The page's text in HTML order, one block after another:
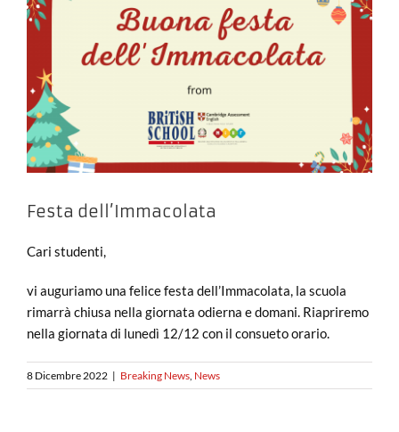
immagine
Festa dell’Immacolata
Cari studenti,
vi auguriamo una felice festa dell’Immacolata, la scuola
rimarrà chiusa nella giornata odierna e domani. Riapriremo
nella giornata di lunedì 12/12 con il consueto orario.
8 Dicembre 2022 | Breaking News, News